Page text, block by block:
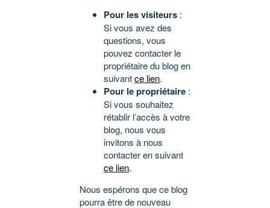
Pour les visiteurs :
Si vous avez des
questions, vous
pouvez contacter le
propriétaire du blog en
suivantce lien.
Pour le propriétaire :
Si vous souhaitez
rétablir l’accès à votre
blog, nous vous
invitons à nous
contacter en suivant
ce lien.
Nous espérons que ce blog
pourra être de nouveau